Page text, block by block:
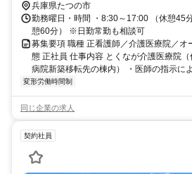
しはしざき）駅より徒歩１０分
兵庫県たつの市
勤務曜日・時間 ・8:30～17:00 （休憩45
憩60分） ※日勤常勤も相談可
募集要項 職種 正看護師／介護医療院／オ
態 正社員 仕事内容 とくなが介護医療院
病院新築移転先の棟内） ・医師の指示に
変形労働時間制
同じ企業の求人
契約社員